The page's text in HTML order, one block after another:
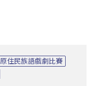
原住民族語戲劇比賽